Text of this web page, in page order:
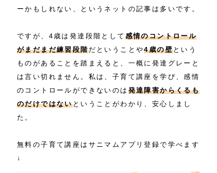
ーかもしれない、というネットの記事は多いです。
ですが、4歳は発達段階として 感情のコントロール
がまだまだ練習段階だということや4歳の壁という
ものがあることを踏まえると、一概に発達グレーと
は言い切れません。私は、子育て講座を学び、感情
のコントロールができないのは 発達障害からくるも
のだけではないということがわかり、安心しまし
た。
無料の子育て講座はサニマムアプリ登録で学べます
↓